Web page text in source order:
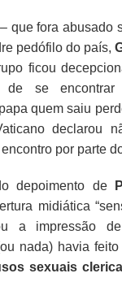
– que fora abusado
pedófilo do país,
ficou
de se
quem saiu
declarou
por parte
depoimento de
midiática
a impressão
nada) havia
sexuais